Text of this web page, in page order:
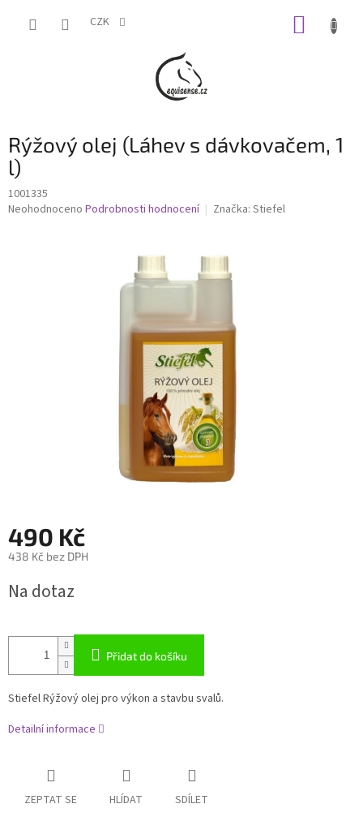
CZK
Rýžový olej (Láhev s dávkovačem, 1
l)
1001335
Průměrné
Neohodnoceno Podrobnosti hodnocení Značka: Stiefel
490 Kč
438 Kč bez DPH
cena:
Na dotaz
Přidat do košíku
Stiefel Rýžový olej pro výkon a stavbu svalů.
Detailní informace
ZEPTAT SE HLÍDAT SDÍLET